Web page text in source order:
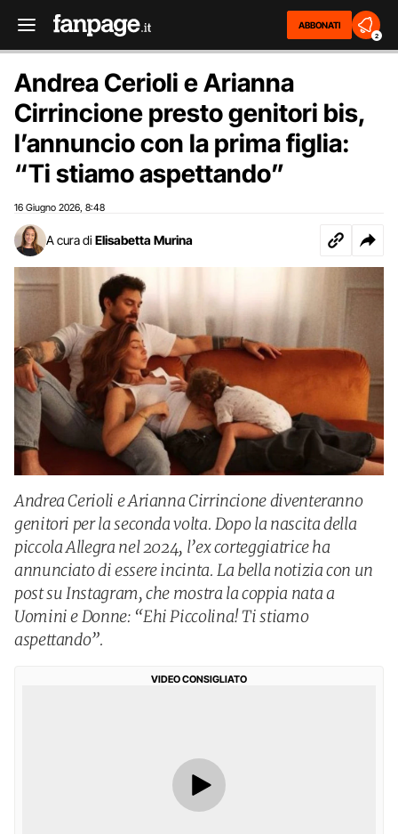
ABBONATI
2
Andrea Cerioli e Arianna
Cirrincione presto genitori bis,
l’annuncio con la prima figlia:
“Ti stiamo aspettando”
16 Giugno 2026 8:48
A cura di Elisabetta Murina
Andrea Cerioli e Arianna Cirrincione diventeranno
genitori per la seconda volta. Dopo la nascita della
piccola Allegra nel 2024, l’ex corteggiatrice ha
annunciato di essere incinta. La bella notizia con un
post su Instagram, che mostra la coppia nata a
Uomini e Donne: “Ehi Piccolina! Ti stiamo
aspettando”.
VIDEO CONSIGLIATO